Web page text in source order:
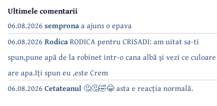
Ultimele comentarii
06.08.2026 sempronaa ajuns o epava
06.08.2026 RodicaRODICA pentru CRISADI: am uitat sa-ti
spun,pune apă de la robinet intr-o cana albă și vezi ce culoare
are apa.Iți spun eu ,este Crem
06.08.2026 Cetateanul 🤔🤔🤣😂 asta e reacția normală.